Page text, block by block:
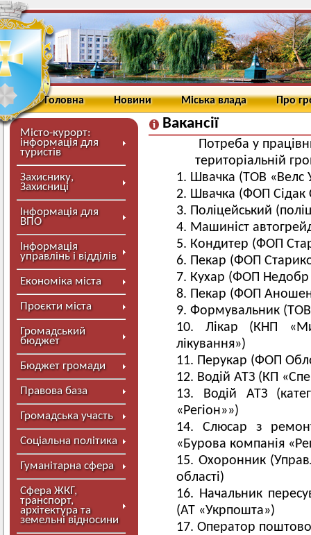
Головна Новини Міська влада Про
Місто-курорт:
інформація для
туристів
Захиснику,
Захисниці
Інформація для
ВПО
Інформація
управлінь і відділів
Економіка міста
Проєкти міста
Громадський
бюджет
Бюджет громади
Правова база
Громадська участь
Соціальна політика
Гуманітарна сфера
Сфера ЖКГ,
транспорт,
архітектура та
земельні відносини
Вакансії
Потреба у
територіальній
Швачка (ТОВ «Велс
Швачка (ФОП Сідак
Поліцейський
Машиніст
Кондитер (ФОП
Пекар (ФОП
Кухар (ФОП
Пекар (ФОП
Формувальник
Лікар (КНП
лікування»)
Перукар (ФОП
Водій АТЗ (КП
Водій АТЗ
«Регіон»»)
Слюсар з
«Бурова компанія
Охоронник
області)
Начальник
(АТ «Укрпошта»)
Оператор